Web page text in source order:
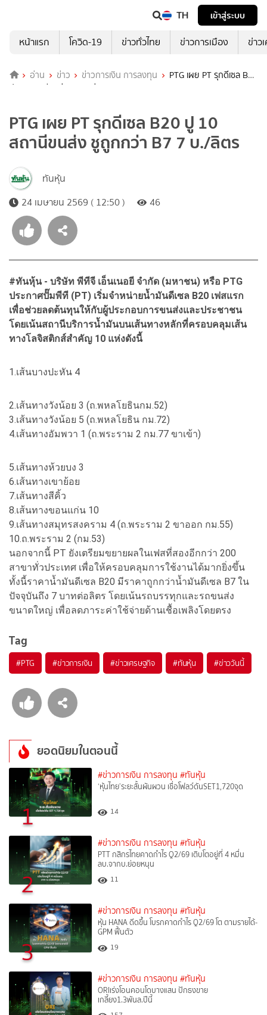
TH
เข้าสู่ระบบ
หน้าแรก
โควิด-19 ข่าวทั่วไทย ข่าวการเมือง ข่าว
อ่าน ข่าว ข่าวการเงิน การลงทุน
PTG เผย PT รุกดีเซล B20
ปู 10 สถานีขนส่ง ชูถูกกว่า B7 7 บ./ลิตร
PTG เผย PT รุกดีเซล B20 ปู 10
สถานีขนส่ง ชูถูกกว่า B7 7 บ./ลิตร
ทันหุ้น
24 เมษายน 2569 ( 12:50 )
46
#ทันหุ้น - บริษัท พีทีจี เอ็นเนอยี จำกัด (มหาชน) หรือ PTG
ประกาศปั๊มพีที (PT) เริ่มจำหน่ายน้ำมันดีเซล B20 เฟสแรก
เพื่อช่วยลดต้นทุนให้กับผู้ประกอบการขนส่งและประชาชน
โดยเน้นสถานีบริการน้ำมันบนเส้นทางหลักที่ครอบคลุมเส้น
ทางโลจิสติกส์สำคัญ 10 แห่งดังนี้
1.เส้นบางปะหัน 4
2.เส้นทางวังน้อย 3 (ถ.พหลโยธินกม.52)
3.เส้นทางวังน้อย 5 (ถ.พหลโยธิน กม.72)
4.เส้นทางอัมพวา 1 (ถ.พระราม 2 กม.77 ขาเข้า)
5.เส้นทางห้วยบง 3
6.เส้นทางเขาย้อย
7.เส้นทางสีคิ้ว
8.เส้นทางขอนแก่น 10
9.เส้นทางสมุทรสงคราม 4 (ถ.พระราม 2 ขาออก กม.55)
10.ถ.พระราม 2 (กม.53)
นอกจากนี้ PT ยังเตรียมขยายผลในเฟสที่สองอีกกว่า 200
สาขาทั่วประเทศ เพื่อให้ครอบคลุมการใช้งานได้มากยิ่งขึ้น
ทั้งนี้ราคาน้ำมันดีเซล B20 มีราคาถูกกว่าน้ำมันดีเซล B7 ใน
ปัจจุบันถึง 7 บาทต่อลิตร โดยเน้นรถบรรทุกและรถขนส่ง
ขนาดใหญ่ เพื่อลดภาระค่าใช้จ่ายด้านเชื้อเพลิงโดยตรง
Tag
#PTG #ข่าวการเงิน #ข่าวเศรษฐกิจ #ทันหุ้น #ข่าววันนี้
ยอดนิยมในตอนนี้
1
#ข่าวการเงิน การลงทุน #ทันหุ้น
‘หุ้นไทย’ระยะสั้นผันผวน เชื่อโฟลว์ดันSET1,720จุด
14
2
#ข่าวการเงิน การลงทุน #ทันหุ้น
PTT กสิกรไทยคาดกำไร Q2/69 เติบโตอยู่ที่ 4 หมื่น
ลบ.จากบ.ย่อยหนุน
11
3
#ข่าวการเงิน การลงทุน #ทันหุ้น
หุ้น HANA ดีดขึ้น โบรกคาดกำไร Q2/69 โต ตามรายได้-
GPM ฟื้นตัว
19
#ข่าวการเงิน การลงทุน #ทันหุ้น
ORIเร่งโอนคอนโดบางแสน ปักธงขาย
เกลี้ยง1.3พันล.ปีนี้